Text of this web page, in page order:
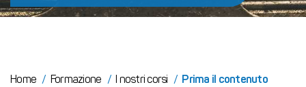
Home / Formazione / I nostri corsi / Prima il contenuto